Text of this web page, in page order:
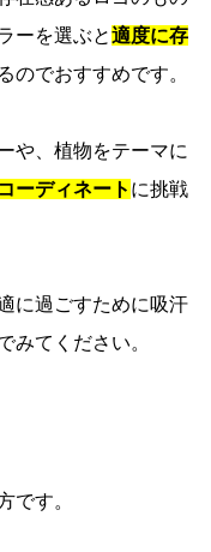
ーを選ぶと適度に存
のでおすすめです。
や、植物をテーマに
ーディネート に挑戦
に過ごすために吸汗
みてください。
です。